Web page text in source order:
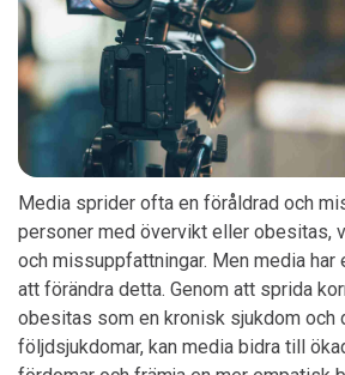
Media sprider ofta en föråldrad och
personer med övervikt eller obesitas,
och missuppfattningar. Men media har
att förändra detta. Genom att sprida
obesitas som en kronisk sjukdom och
följdsjukdomar, kan media bidra till